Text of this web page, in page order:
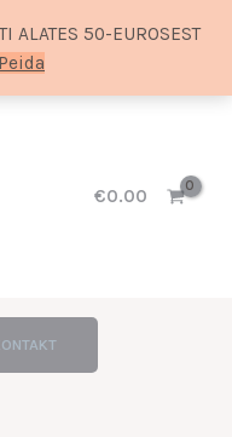
ALATES 50-EUROSEST
Peida
€0.00